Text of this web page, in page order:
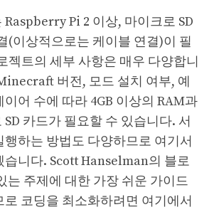
Pi 2 이상, 마이크로 SD
(이상적으로는 케이블 연결)이 필
젝트의 세부 사항은 매우 다양합니
버전, 모드 설치 여부, 예
어 수에 따라 4GB 이상의 RAM과
카드가 필요할 수 있습니다. 서
행하는 방법도 다양하므로 여기서
습니다. Scott Hanselman의 블로
는 주제에 대한 가장 쉬운 가이드
로 코딩을 최소화하려면 여기에서